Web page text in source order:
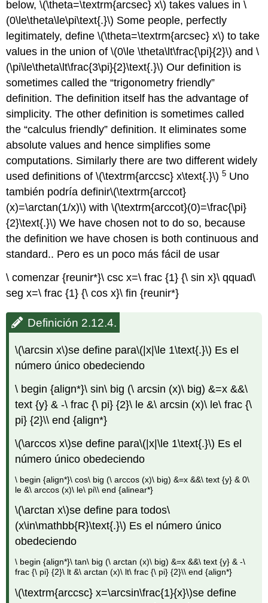
below,\(\theta=\textrm{arcsec} x\) takes values in\
(0\le\theta\le\pi\text{.}\) Some people, perfectly
legitimately, define\(\theta=\textrm{arcsec} x\) to take
values in the union of\(0\le \theta\lt\frac{\pi}{2}\) and\
(\pi\le\theta\lt\frac{3\pi}{2}\text{.}\) Our definition is
sometimes called the “trigonometry friendly”
definition. The definition itself has the advantage of
simplicity. The other definition is sometimes called
the “calculus friendly” definition. It eliminates some
absolute values and hence simplifies some
computations. Similarly there are two different widely
used definitions of\(\textrm{arccsc} x\text{.}\) 5 Uno
también podría definir\(\textrm{arccot}
(x)=\arctan(1/x)\) with\(\textrm{arccot}(0)=\frac{\pi}
{2}\text{.}\) We have chosen not to do so, because
the definition we have chosen is both continuous and
standard.. Pero es un poco más fácil de usar
\ comenzar {reunir*}\ csc x=\ frac {1} {\ sin x}\ qquad\
seg x=\ frac {1} {\ cos x}\ fin {reunir*}
Definición 2.12.4.
\(\arcsin x\)se define para\(|x|\le 1\text{.}\) Es el
número único obedeciendo
\ begin {align*}\ sin\ big (\ arcsin (x)\ big) &=x &&\
text {y} & -\ frac {\ pi} {2}\ le &\ arcsin (x)\ le\ frac {\
pi} {2}\\ end {align*}
\(\arccos x\)se define para\(|x|\le 1\text{.}\) Es el
número único obedeciendo
\ begin {align*}\ cos\ big (\ arccos (x)\ big) &=x &&\ text {y} & 0\
le &\ arccos (x)\ le\ pi\\ end {alinear*}
\(\arctan x\)se define para todos\
(x\in\mathbb{R}\text{.}\) Es el número único
obedeciendo
\ begin {align*}\ tan\ big (\ arctan (x)\ big) &=x &&\ text {y} & -\
frac {\ pi} {2}\ lt &\ arctan (x)\ lt\ frac {\ pi} {2}\\ end {align*}
\(\textrm{arccsc} x=\arcsin\frac{1}{x}\)se define